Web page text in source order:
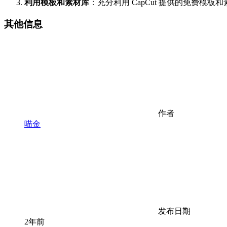
利用模板和素材库 ：充分利用 CapCut 提供的免费模板
其他信息
作者
喵金
发布日期
2年前